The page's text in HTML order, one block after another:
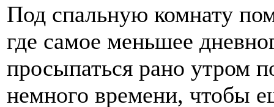
Под спальную комнату
где самое меньшее
просыпаться рано утром
немного времени, чтобы